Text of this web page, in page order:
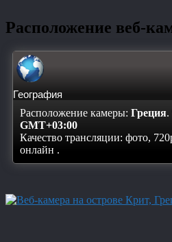
Расположение веб-
География
Расположение камеры: Греция.
GMT+03:00
Качество трансляции: фото,
онлайн .